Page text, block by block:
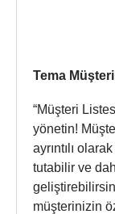
Tema
“Müşteri
yönetin!
ayrıntılı
tutabilir ve
müşterinizin